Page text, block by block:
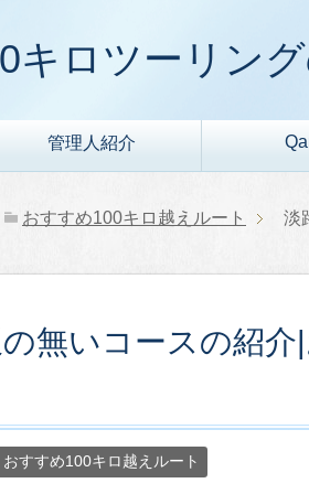
キロツーリン
管理人紹介
おすすめ100キロ越えルート 淡
無いコースの紹介
おすすめ100キロ越えルート